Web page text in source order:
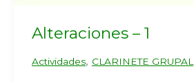
Alteraciones – 1
Actividades, CLARINETE GRUPAL